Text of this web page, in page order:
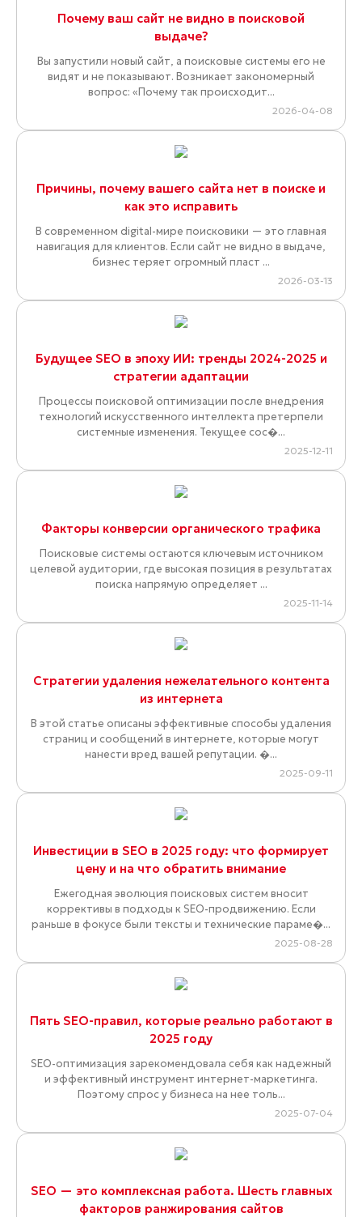
Почему ваш сайт не видно в поисковой
выдаче?
Вы запустили новый сайт, а поисковые системы его не
видят и не показывают. Возникает закономерный
вопрос: «Почему так происходит...
2026-04-08
Причины, почему вашего сайта нет в поиске и
как это исправить
В современном digital-мире поисковики — это главная
навигация для клиентов. Если сайт не видно в выдаче,
бизнес теряет огромный пласт ...
2026-03-13
Будущее SEO в эпоху ИИ: тренды 2024-2025 и
стратегии адаптации
Процессы поисковой оптимизации после внедрения
технологий искусственного интеллекта претерпели
системные изменения. Текущее сос�...
2025-12-11
Факторы конверсии органического трафика
Поисковые системы остаются ключевым источником
целевой аудитории, где высокая позиция в результатах
поиска напрямую определяет ...
2025-11-14
Стратегии удаления нежелательного контента
из интернета
В этой статье описаны эффективные способы удаления
страниц и сообщений в интернете, которые могут
нанести вред вашей репутации. �...
2025-09-11
Инвестиции в SEO в 2025 году: что формирует
цену и на что обратить внимание
Ежегодная эволюция поисковых систем вносит
коррективы в подходы к SEO-продвижению. Если
раньше в фокусе были тексты и технические параме�...
2025-08-28
Пять SEO-правил, которые реально работают в
2025 году
SEO-оптимизация зарекомендовала себя как надежный
и эффективный инструмент интернет-маркетинга.
Поэтому спрос у бизнеса на нее толь...
2025-07-04
SEO — это комплексная работа. Шесть главных
факторов ранжирования сайтов